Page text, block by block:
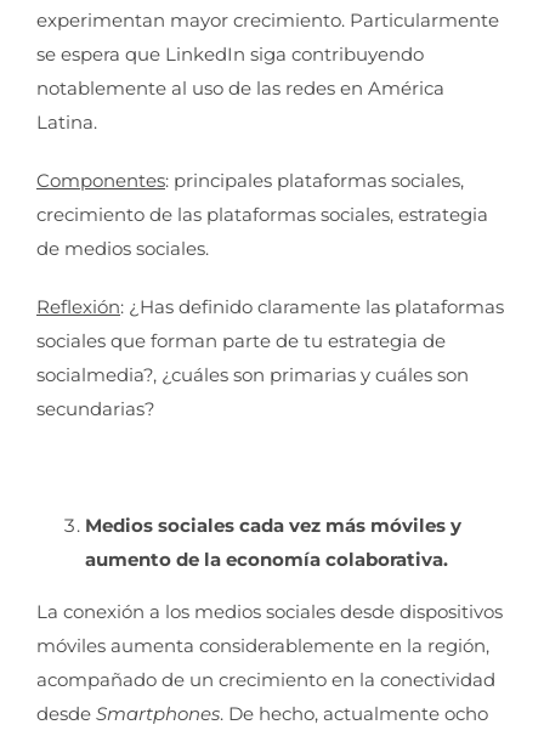
experimentan mayor crecimiento. Particularmente
se espera que LinkedIn siga contribuyendo
notablemente al uso de las redes en América
Latina.
Componentes: principales plataformas sociales,
crecimiento de las plataformas sociales, estrategia
de medios sociales.
Reflexión: ¿Has definido claramente las plataformas
sociales que forman parte de tu estrategia de
socialmedia?, ¿cuáles son primarias y cuáles son
secundarias?
Medios sociales cada vez más móviles y
aumento de la economía colaborativa.
La conexión a los medios sociales desde dispositivos
móviles aumenta considerablemente en la región,
acompañado de un crecimiento en la conectividad
desde Smartphones. De hecho, actualmente ocho